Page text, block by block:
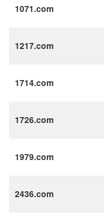
1071.com
1217.com
1714.com
1726.com
1979.com
2436.com